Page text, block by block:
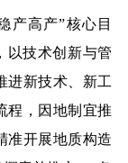
高产”核心目
以技术创新与管
进新技术、新工
程，因地制宜推
准开展地质构造